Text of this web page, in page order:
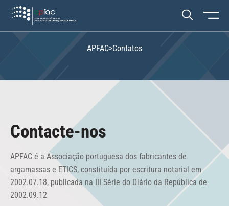
APFAC>Contatos
Contacte-nos
APFAC é a Associação portuguesa dos fabricantes de
argamassas e ETICS, constituída por escritura notarial em
2002.07.18, publicada na III Série do Diário da República de
2002.09.12